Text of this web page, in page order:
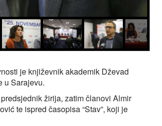
je književnik akademik Dževad
u Sarajevu.
žirija, zatim članovi Almir
te ispred časopisa “Stav”, koji je